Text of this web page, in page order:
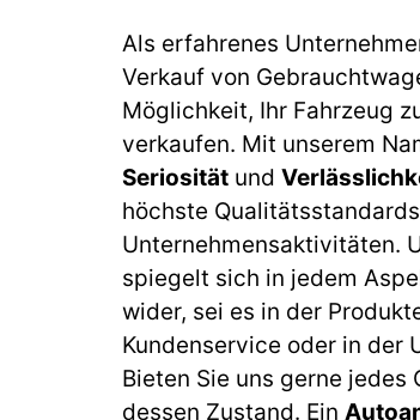
Als erfahrenes
Verkauf von
Möglichkeit, Ihr Fahrzeug
verkaufen. Mit unserem
Seriosität und
höchste
Unternehmensaktivitäten.
spiegelt sich in jedem
wider, sei es in der
Kundenservice oder in der
Bieten Sie uns gerne jedes
dessen Zustand. Ein